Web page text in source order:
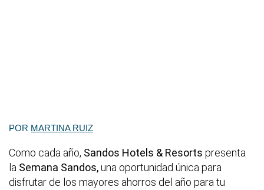
POR MARTINA RUIZ
Como cada año, Sandos Hotels & Resorts presenta
la Semana Sandos,una oportunidad única para
disfrutar de los mayores ahorros del año para tu